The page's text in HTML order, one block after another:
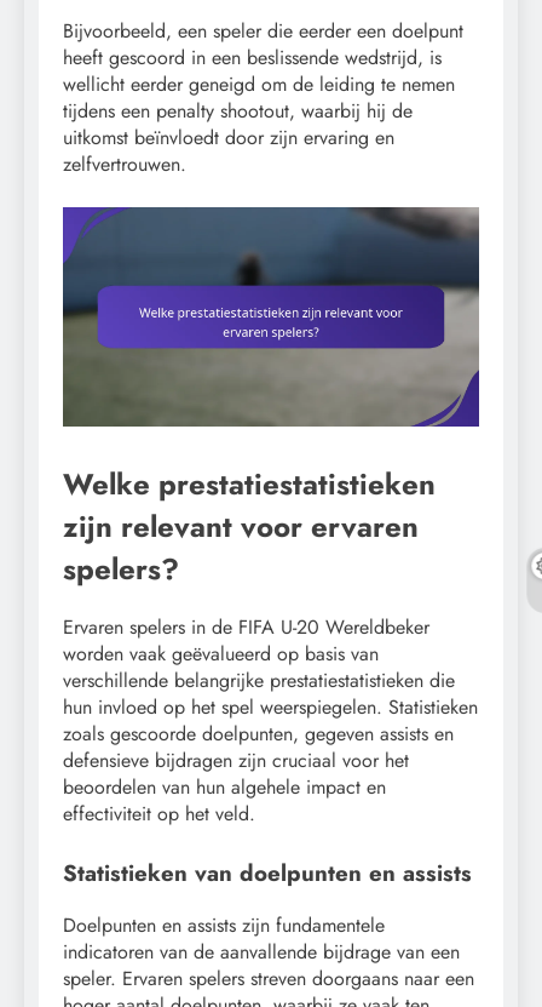
Bijvoorbeeld, een speler die eerder een doelpunt
heeft gescoord in een beslissende wedstrijd, is
wellicht eerder geneigd om de leiding te nemen
tijdens een penalty shootout, waarbij hij de
uitkomst beïnvloedt door zijn ervaring en
zelfvertrouwen.
Welke prestatiestatistieken
zijn relevant voor ervaren
spelers?
Ervaren spelers in de FIFA U-20 Wereldbeker
worden vaak geëvalueerd op basis van
verschillende belangrijke prestatiestatistieken die
hun invloed op het spel weerspiegelen. Statistieken
zoals gescoorde doelpunten, gegeven assists en
defensieve bijdragen zijn cruciaal voor het
beoordelen van hun algehele impact en
effectiviteit op het veld.
Statistieken van doelpunten en assists
Doelpunten en assists zijn fundamentele
indicatoren van de aanvallende bijdrage van een
speler. Ervaren spelers streven doorgaans naar een